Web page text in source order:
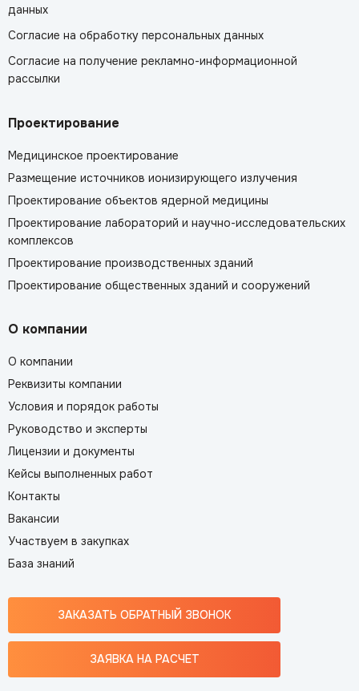
данных
Согласие на обработку персональных данных
Согласие на получение рекламно-информационной
рассылки
Проектирование
Медицинское проектирование
Размещение источников ионизирующего излучения
Проектирование объектов ядерной медицины
Проектирование лабораторий и научно-исследовательских
комплексов
Проектирование производственных зданий
Проектирование общественных зданий и сооружений
О компании
О компании
Реквизиты компании
Условия и порядок работы
Руководство и эксперты
Лицензии и документы
Кейсы выполненных работ
Контакты
Вакансии
Участвуем в закупках
База знаний
ЗАКАЗАТЬ ОБРАТНЫЙ ЗВОНОК
ЗАЯВКА НА РАСЧЕТ